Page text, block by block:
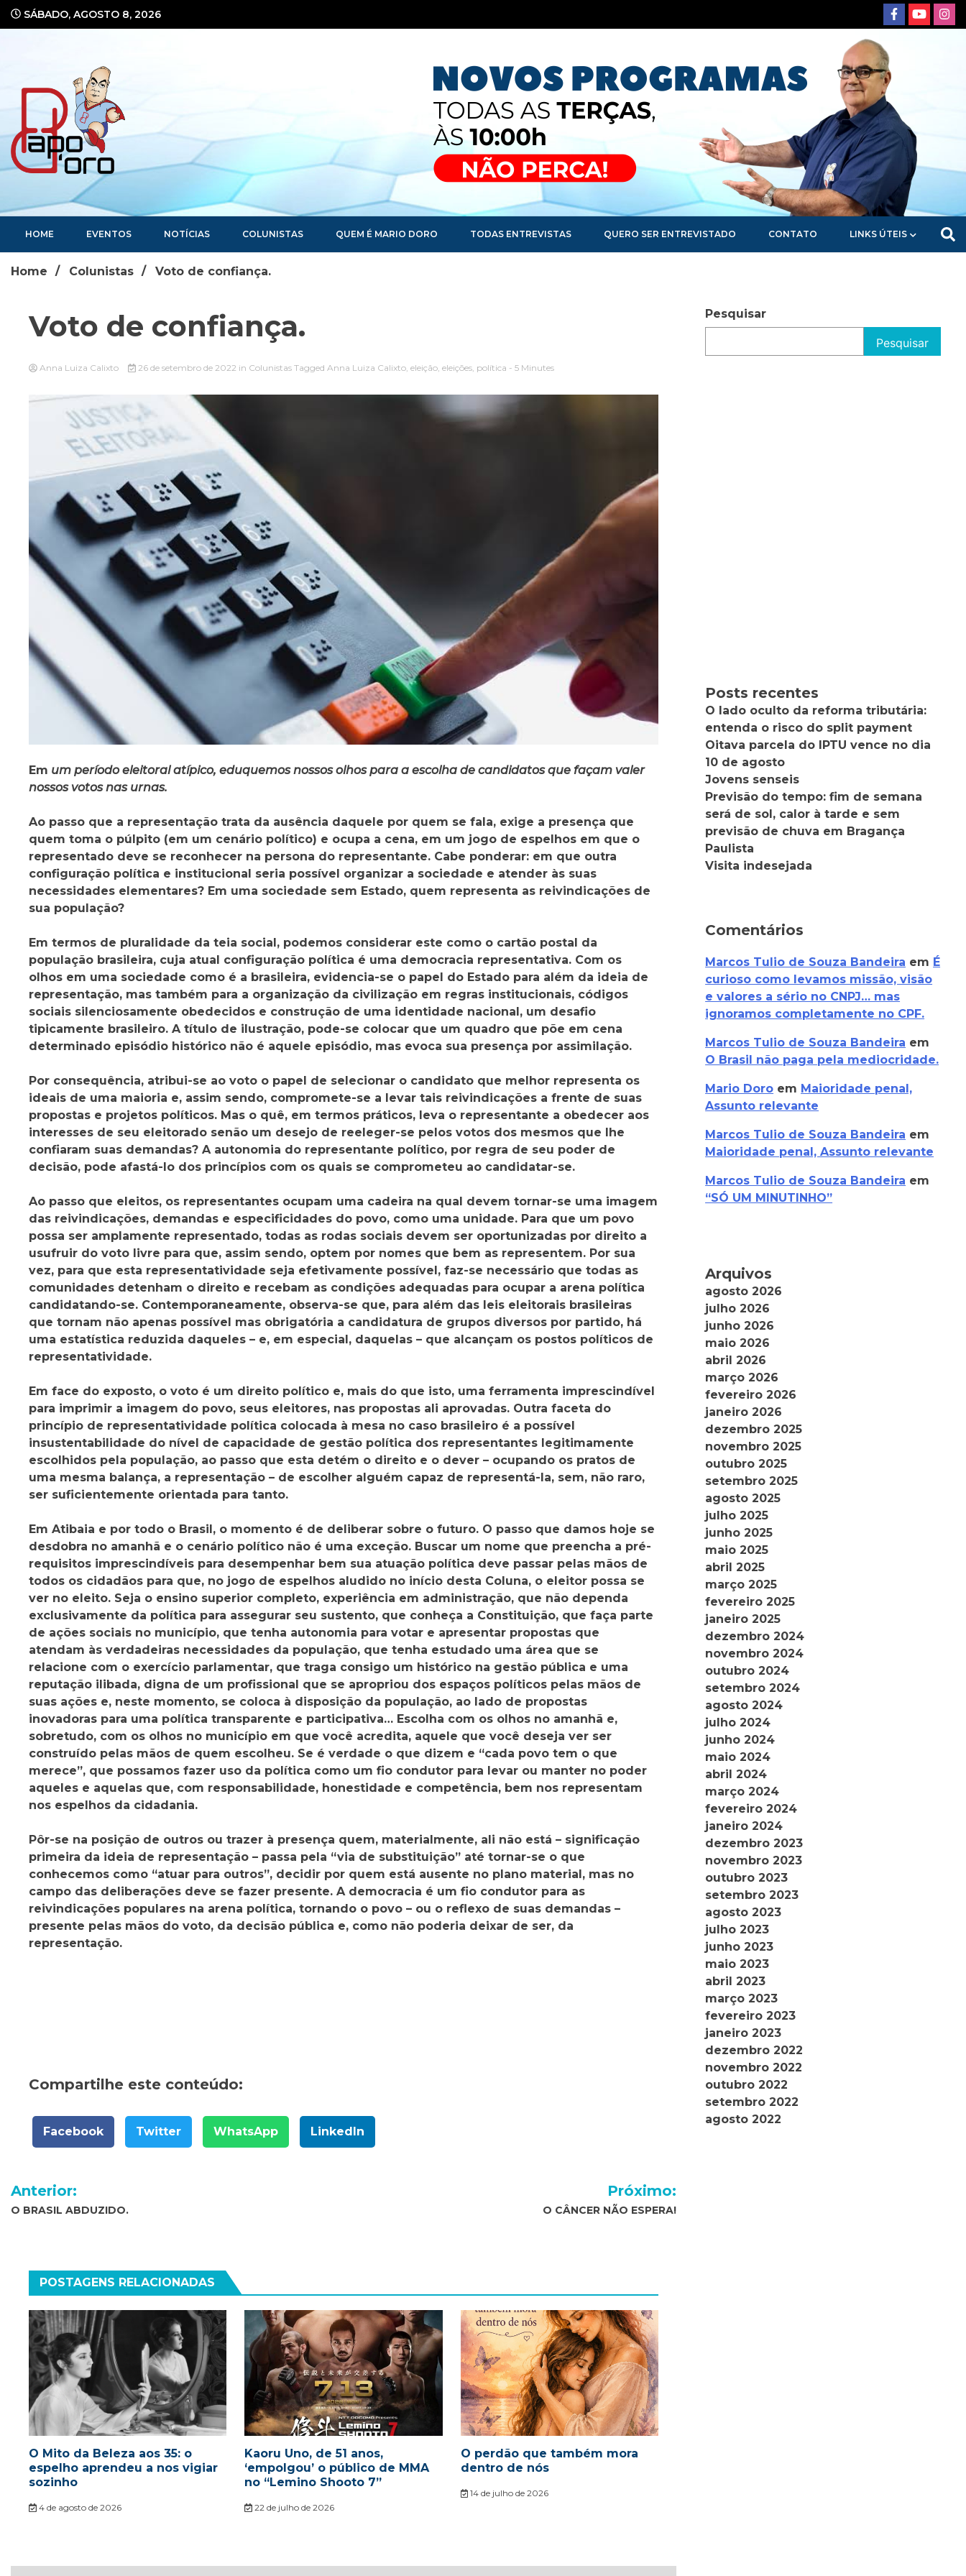
SÁBADO, AGOSTO 8, 2026
Portal de Notícias
HOME EVENTOS NOTÍCIAS COLUNISTAS QUEM É MARIO DORO TODAS ENTREVISTAS QUERO SER ENTREVISTADO CONTATO LINKS ÚTEIS
Home Colunistas Voto de confiança.
Voto de confiança.
Anna Luiza Calixto 26 de setembro de 2022 in Colunistas Tagged Anna Luiza Calixto, eleição, eleições, política - 5 Minutes
Em um período eleitoral atípico, eduquemos nossos olhos para a escolha de candidatos que façam valer
nossos votos nas urnas.
Ao passo que a representação trata da ausência daquele por quem se fala, exige a presença que
quem toma o púlpito (em um cenário político) e ocupa a cena, em um jogo de espelhos em que o
representado deve se reconhecer na persona do representante. Cabe ponderar: em que outra
configuração política e institucional seria possível organizar a sociedade e atender às suas
necessidades elementares? Em uma sociedade sem Estado, quem representa as reivindicações de
sua população?
Em termos de pluralidade da teia social, podemos considerar este como o cartão postal da
população brasileira, cuja atual configuração política é uma democracia representativa. Com os
olhos em uma sociedade como é a brasileira, evidencia-se o papel do Estado para além da ideia de
representação, mas também para a organização da civilização em regras institucionais, códigos
sociais silenciosamente obedecidos e construção de uma identidade nacional, um desafio
tipicamente brasileiro. A título de ilustração, pode-se colocar que um quadro que põe em cena
determinado episódio histórico não é aquele episódio, mas evoca sua presença por assimilação.
Por consequência, atribui-se ao voto o papel de selecionar o candidato que melhor representa os
ideais de uma maioria e, assim sendo, compromete-se a levar tais reivindicações a frente de suas
propostas e projetos políticos. Mas o quê, em termos práticos, leva o representante a obedecer aos
interesses de seu eleitorado senão um desejo de reeleger-se pelos votos dos mesmos que lhe
confiaram suas demandas? A autonomia do representante político, por regra de seu poder de
decisão, pode afastá-lo dos princípios com os quais se comprometeu ao candidatar-se.
Ao passo que eleitos, os representantes ocupam uma cadeira na qual devem tornar-se uma imagem
das reivindicações, demandas e especificidades do povo, como uma unidade. Para que um povo
possa ser amplamente representado, todas as rodas sociais devem ser oportunizadas por direito a
usufruir do voto livre para que, assim sendo, optem por nomes que bem as representem. Por sua
vez, para que esta representatividade seja efetivamente possível, faz-se necessário que todas as
comunidades detenham o direito e recebam as condições adequadas para ocupar a arena política
candidatando-se. Contemporaneamente, observa-se que, para além das leis eleitorais brasileiras
que tornam não apenas possível mas obrigatória a candidatura de grupos diversos por partido, há
uma estatística reduzida daqueles – e, em especial, daquelas – que alcançam os postos políticos de
representatividade.
Em face do exposto, o voto é um direito político e, mais do que isto, uma ferramenta imprescindível
para imprimir a imagem do povo, seus eleitores, nas propostas ali aprovadas. Outra faceta do
princípio de representatividade política colocada à mesa no caso brasileiro é a possível
insustentabilidade do nível de capacidade de gestão política dos representantes legitimamente
escolhidos pela população, ao passo que esta detém o direito e o dever – ocupando os pratos de
uma mesma balança, a representação – de escolher alguém capaz de representá-la, sem, não raro,
ser suficientemente orientada para tanto.
Em Atibaia e por todo o Brasil, o momento é de deliberar sobre o futuro. O passo que damos hoje se
desdobra no amanhã e o cenário político não é uma exceção. Buscar um nome que preencha a pré-
requisitos imprescindíveis para desempenhar bem sua atuação política deve passar pelas mãos de
todos os cidadãos para que, no jogo de espelhos aludido no início desta Coluna, o eleitor possa se
ver no eleito. Seja o ensino superior completo, experiência em administração, que não dependa
exclusivamente da política para assegurar seu sustento, que conheça a Constituição, que faça parte
de ações sociais no município, que tenha autonomia para votar e apresentar propostas que
atendam às verdadeiras necessidades da população, que tenha estudado uma área que se
relacione com o exercício parlamentar, que traga consigo um histórico na gestão pública e uma
reputação ilibada, digna de um profissional que se apropriou dos espaços políticos pelas mãos de
suas ações e, neste momento, se coloca à disposição da população, ao lado de propostas
inovadoras para uma política transparente e participativa… Escolha com os olhos no amanhã e,
sobretudo, com os olhos no município em que você acredita, aquele que você deseja ver ser
construído pelas mãos de quem escolheu. Se é verdade o que dizem e “cada povo tem o que
merece”, que possamos fazer uso da política como um fio condutor para levar ou manter no poder
aqueles e aquelas que, com responsabilidade, honestidade e competência, bem nos representam
nos espelhos da cidadania.
Pôr-se na posição de outros ou trazer à presença quem, materialmente, ali não está – significação
primeira da ideia de representação – passa pela “via de substituição” até tornar-se o que
conhecemos como “atuar para outros”, decidir por quem está ausente no plano material, mas no
campo das deliberações deve se fazer presente. A democracia é um fio condutor para as
reivindicações populares na arena política, tornando o povo – ou o reflexo de suas demandas –
presente pelas mãos do voto, da decisão pública e, como não poderia deixar de ser, da
representação.
Compartilhe este conteúdo:
Facebook Twitter WhatsApp LinkedIn
Navegação
de
Anterior:
O BRASIL ABDUZIDO.
Próximo:
O CÂNCER NÃO ESPERA!
POSTAGENS RELACIONADAS
O Mito da Beleza aos 35: o
espelho aprendeu a nos vigiar
sozinho
4 de agosto de 2026
Kaoru Uno, de 51 anos,
‘empolgou’ o público de MMA
no “Lemino Shooto 7”
22 de julho de 2026
O perdão que também mora
dentro de nós
14 de julho de 2026
Pesquisar
Pesquisar
Posts recentes
O lado oculto da reforma tributária:
entenda o risco do split payment
Oitava parcela do IPTU vence no dia
10 de agosto
Jovens senseis
Previsão do tempo: fim de semana
será de sol, calor à tarde e sem
previsão de chuva em Bragança
Paulista
Visita indesejada
Comentários
Marcos Tulio de Souza Bandeira em É
curioso como levamos missão, visão
e valores a sério no CNPJ… mas
ignoramos completamente no CPF.
Marcos Tulio de Souza Bandeira em
O Brasil não paga pela mediocridade.
Mario Doro em Maioridade penal,
Assunto relevante
Marcos Tulio de Souza Bandeira em
Maioridade penal, Assunto relevante
Marcos Tulio de Souza Bandeira em
“SÓ UM MINUTINHO”
Arquivos
agosto 2026
julho 2026
junho 2026
maio 2026
abril 2026
março 2026
fevereiro 2026
janeiro 2026
dezembro 2025
novembro 2025
outubro 2025
setembro 2025
agosto 2025
julho 2025
junho 2025
maio 2025
abril 2025
março 2025
fevereiro 2025
janeiro 2025
dezembro 2024
novembro 2024
outubro 2024
setembro 2024
agosto 2024
julho 2024
junho 2024
maio 2024
abril 2024
março 2024
fevereiro 2024
janeiro 2024
dezembro 2023
novembro 2023
outubro 2023
setembro 2023
agosto 2023
julho 2023
junho 2023
maio 2023
abril 2023
março 2023
fevereiro 2023
janeiro 2023
dezembro 2022
novembro 2022
outubro 2022
setembro 2022
agosto 2022